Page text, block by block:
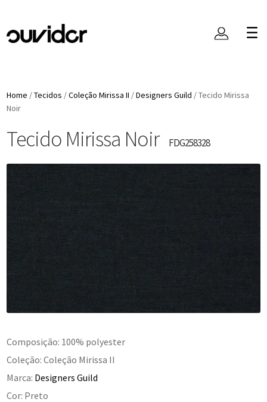
Home /Tecidos /Coleção Mirissa II /Designers Guild /Tecido Mirissa
Noir
Tecido Mirissa Noir FDG258328
Composição: 100% polyester
Coleção: Coleção Mirissa II
Marca: Designers Guild
Cor: Preto